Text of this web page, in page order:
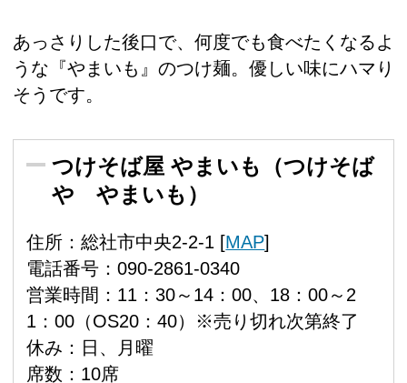
あっさりした後口で、何度でも食べたくなるよ
うな『やまいも』のつけ麺。優しい味にハマり
そうです。
つけそば屋 やまいも（つけそば
や やまいも）
住所：総社市中央2-2-1 [MAP]
電話番号：090-2861-0340
営業時間：11：30～14：00、18：00～2
1：00（OS20：40）※売り切れ次第終了
休み：日、月曜
席数：10席